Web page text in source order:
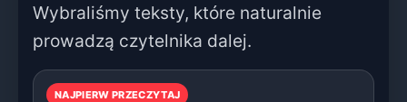
Wybraliśmy teksty, które naturalnie
prowadzą czytelnika dalej.
NAJPIERW PRZECZYTAJ